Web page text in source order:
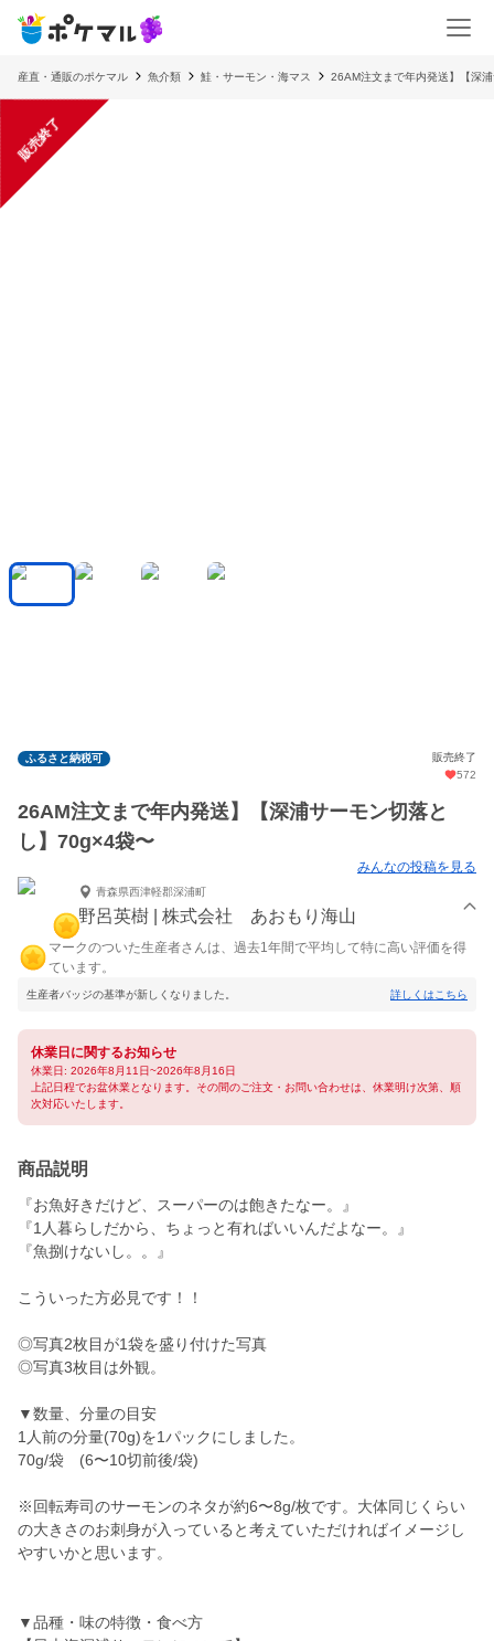
産直・通販のポケマル 魚介類 鮭・サーモン・海マス 26AM注文まで年内発送】【深
販売終了
ふるさと納税可
販売終了
572
26AM注文まで年内発送】【深浦サーモン切落と
し】70g×4袋〜
みんなの投稿を見る
青森県西津軽郡深浦町
野呂英樹 | 株式会社 あおもり海山
マークのついた生産者さんは、過去1年間で平均して特に高い評価を得
ています。
生産者バッジの基準が新しくなりました。 詳しくはこちら
休業日に関するお知らせ
休業日: 2026年8月11日~2026年8月16日
上記日程でお盆休業となります。その間のご注文・お問い合わせは、休業明け次第、順
次対応いたします。
商品説明
『お魚好きだけど、スーパーのは飽きたなー。』
『1人暮らしだから、ちょっと有ればいいんだよなー。』
『魚捌けないし。。』
こういった方必見です！！
◎写真2枚目が1袋を盛り付けた写真
◎写真3枚目は外観。
▼数量、分量の目安
1人前の分量(70g)を1パックにしました。
70g/袋 (6〜10切前後/袋)
※回転寿司のサーモンのネタが約6〜8g/枚です。大体同じくらい
の大きさのお刺身が入っていると考えていただければイメージし
やすいかと思います。
▼品種・味の特徴・食べ方